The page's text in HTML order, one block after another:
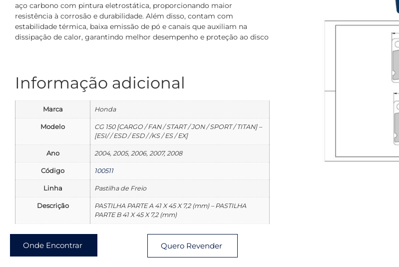
aço carbono com pintura eletrostática, proporcionando maior
resistência à corrosão e durabilidade. Além disso, contam com
estabilidade térmica, baixa emissão de pó e canais que auxiliam na
dissipação de calor, garantindo melhor desempenho e proteção ao disco
Informação adicional
Marca Honda
Modelo
CG 150 [CARGO / FAN / START / JON / SPORT / TITAN] –
[ESI/ / ESD / ESD / /KS / ES / EX]
Ano 2004, 2005, 2006, 2007, 2008
Código 100511
Linha Pastilha de Freio
Descrição
PASTILHA PARTE A 41 X 45 X 7,2 (mm) – PASTILHA
PARTE B 41 X 45 X 7,2 (mm)
Onde Encontrar Quero Revender